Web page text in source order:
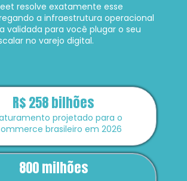
resolve exatamente esse
a infraestrutura operacional
validada para você plugar o seu
no varejo digital.
R$ 258 bilhões
800 milhões
projetado para o
brasileiro em 2026